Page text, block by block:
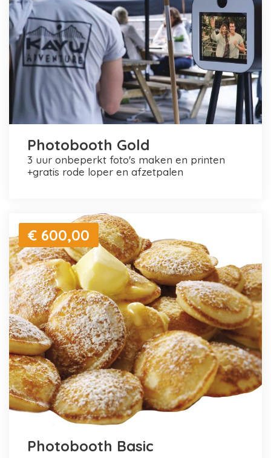
Photobooth Gold
3 uur onbeperkt foto's maken en printen
+gratis rode loper en afzetpalen
€ 600,00
Photobooth Basic